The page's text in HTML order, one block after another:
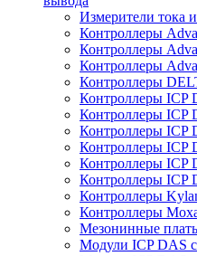
Измерители тока
Контроллеры
Контроллеры
Контроллеры
Контроллеры
Контроллеры ICP
Контроллеры ICP
Контроллеры ICP
Контроллеры ICP
Контроллеры ICP
Контроллеры ICP
Контроллеры
Контроллеры
Мезонинные
Модули ICP DAS